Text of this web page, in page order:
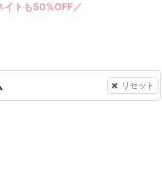
イトも50%OFF／
リセット